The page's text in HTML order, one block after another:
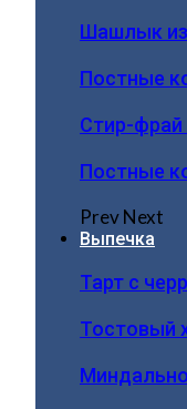
Шашлык из
Постные
Стир-фрай
Постные
PrevNext
Выпечка
Тарт с
Тостовый